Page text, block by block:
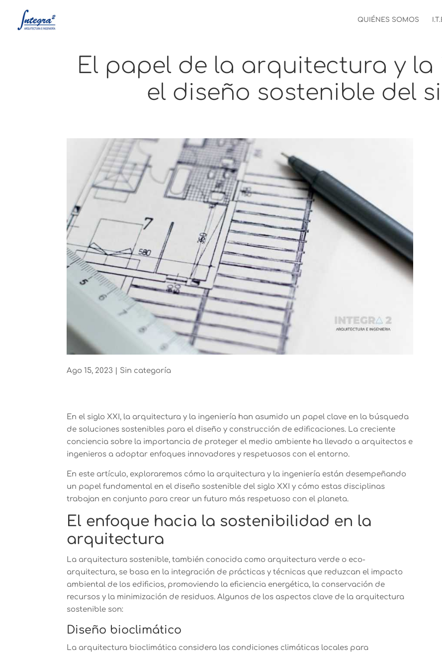
QUIÉNES SOMOS
El papel de la arquitectura y la
el diseño sostenible del
Ago 15, 2023 Sin categoría
En el siglo XXI, la arquitectura y la ingeniería han asumido un papel clave en la búsqueda
de soluciones sostenibles para el diseño y construcción de edificaciones. La creciente
conciencia sobre la importancia de proteger el medio ambiente ha llevado a arquitectos e
ingenieros a adoptar enfoques innovadores y respetuosos con el entorno.
En este artículo, exploraremos cómo la arquitectura y la ingeniería están desempeñando
un papel fundamental en el diseño sostenible del siglo XXI y cómo estas disciplinas
trabajan en conjunto para crear un futuro más respetuoso con el planeta.
El enfoque hacia la sostenibilidad en la
arquitectura
La arquitectura sostenible, también conocida como arquitectura verde o eco-
arquitectura, se basa en la integración de prácticas y técnicas que reduzcan el impacto
ambiental de los edificios, promoviendo la eficiencia energética, la conservación de
recursos y la minimización de residuos. Algunos de los aspectos clave de la arquitectura
sostenible son:
Diseño bioclimático
La arquitectura bioclimática considera las condiciones climáticas locales para